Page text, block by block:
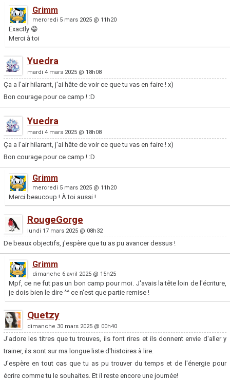
Grimm
mercredi 5 mars 2025 @ 11h20
Exactly 😁
Merci à toi
Yuedra
mardi 4 mars 2025 @ 18h08
Ça a l'air hilarant, j'ai hâte de voir ce que tu vas en faire ! x)
Bon courage pour ce camp ! :D
Yuedra
mardi 4 mars 2025 @ 18h08
Ça a l'air hilarant, j'ai hâte de voir ce que tu vas en faire ! x)
Bon courage pour ce camp ! :D
Grimm
mercredi 5 mars 2025 @ 11h20
Merci beaucoup ! À toi aussi !
RougeGorge
lundi 17 mars 2025 @ 08h32
De beaux objectifs, j'espère que tu as pu avancer dessus !
Grimm
dimanche 6 avril 2025 @ 15h25
Mpf, ce ne fut pas un bon camp pour moi. J'avais la tête loin de l'écriture,
je dois bien le dire ^^ ce n'est que partie remise !
Quetzy
dimanche 30 mars 2025 @ 00h40
J'adore les titres que tu trouves, ils font rires et ils donnent envie d'aller y
trainer, ils sont sur ma longue liste d'histoires à lire.
J'espère en tout cas que tu as pu trouver du temps et de l'énergie pour
écrire comme tu le souhaites. Et il reste encore une journée!